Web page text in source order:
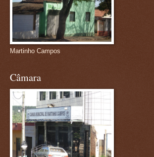
Martinho Campos
Câmara